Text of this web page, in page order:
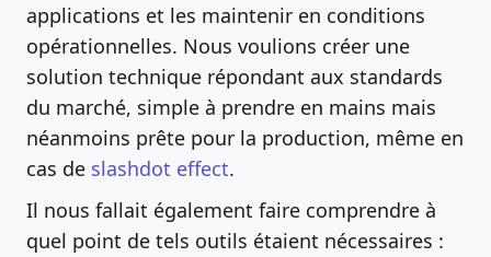
applications et les maintenir en conditions
opérationnelles. Nous voulions créer une
solution technique répondant aux standards
du marché, simple à prendre en mains mais
néanmoins prête pour la production, même en
cas de slashdot effect.
Il nous fallait également faire comprendre à
quel point de tels outils étaient nécessaires :